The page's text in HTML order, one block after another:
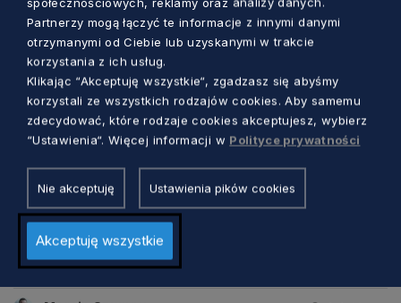
KULTURA
Trzy dni kina, rozmów i spotkań nad
morzem. Wyjątkowy festiwal w Jastarni
Partnerzy mogą łączyć te informacje z innymi danymi
otrzymanymi od Ciebie lub uzyskanymi w trakcie
korzystania z ich usług.
Klikając “Akceptuję wszystkie“, zgadzasz się abyśmy
korzystali ze wszystkich rodzajów cookies. Aby samemu
zdecydować, które rodzaje cookies akceptujesz, wybierz
“Ustawienia“. Więcej informacji w Polityce prywatności
Nie akceptuję Ustawienia pików cookies
Akceptuję wszystkie